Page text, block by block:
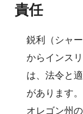
責任
鋭利（シャ
からインス
は、法令と
があります
オレゴン州